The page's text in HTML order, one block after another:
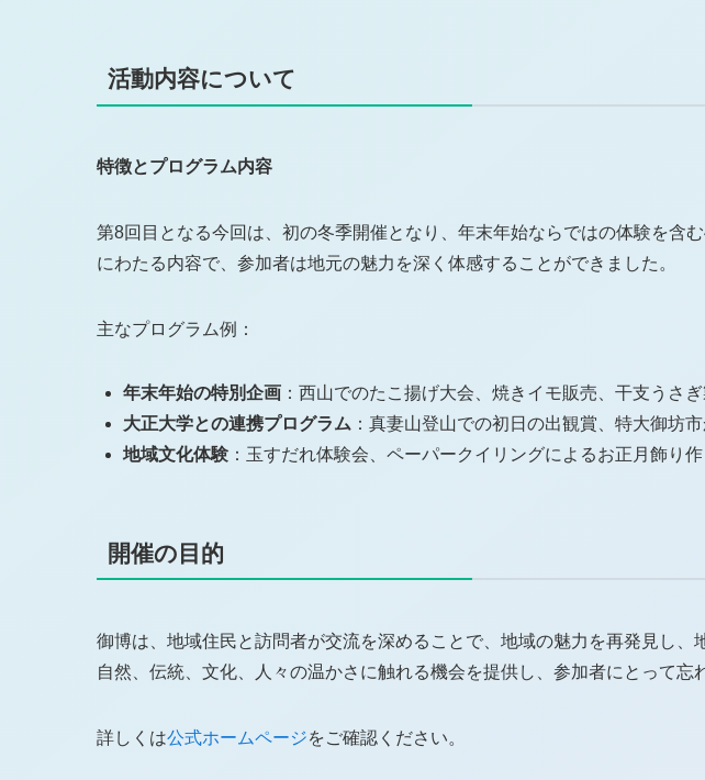
活動内容について
特徴とプログラム内容
第8回目となる今回は、初の冬季開催となり、年末年始ならではの体験を含
にわたる内容で、参加者は地元の魅力を深く体感することができました。
主なプログラム例：
年末年始の特別企画 ：​西山でのたこ揚げ大会、焼きイモ販売、干支うさ
大正大学との連携プログラム ：​真妻山登山での初日の出観賞、特大御坊
地域文化体験 ：​玉すだれ体験会、ペーパークイリングによるお正月飾り
開催の目的
御博は、地域住民と訪問者が交流を深めることで、地域の魅力を再発見し
自然、伝統、文化、人々の温かさに触れる機会を提供し、参加者にとって忘
詳しくは公式ホームページをご確認ください。